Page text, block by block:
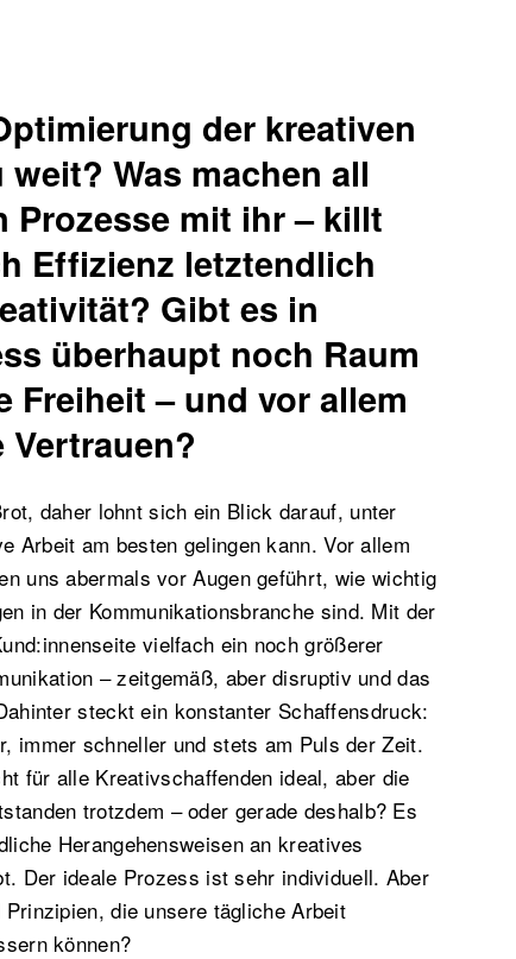
der kreativen
Was machen all
Prozesse mit ihr – killt
Effizienz letztendlich
Gibt es in
überhaupt noch Raum
Freiheit – und vor allem
daher lohnt sich ein Blick darauf, unter
Arbeit am besten gelingen kann. Vor allem
uns abermals vor Augen geführt, wie wichtig
in der Kommunikationsbranche sind. Mit der
vielfach ein noch größerer
– zeitgemäß, aber disruptiv und das
steckt ein konstanter Schaffensdruck:
immer schneller und stets am Puls der Zeit.
für alle Kreativschaffenden ideal, aber die
trotzdem – oder gerade deshalb? Es
Herangehensweisen an kreatives
Der ideale Prozess ist sehr individuell. Aber
die unsere tägliche Arbeit
können?